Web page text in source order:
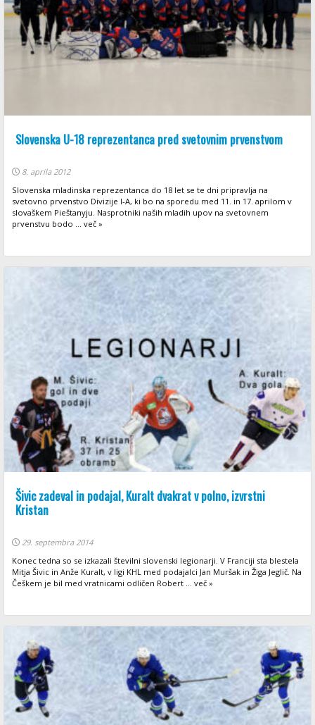
Slovenska U-18 reprezentanca pred svetovnim prvenstvom
8. aprila 2012
Slovenska mladinska reprezentanca do 18 let se te dni pripravlja na
svetovno prvenstvo Divizije I-A, ki bo na sporedu med 11. in 17. aprilom v
slovaškem Pieštanyju. Nasprotniki naših mladih upov na svetovnem
prvenstvu bodo ... več »
Šivic zadeval in podajal, Kuralt dvakrat v polno, izvrstni
Kristan
29. septembra 2014
Konec tedna so se izkazali številni slovenski legionarji. V Franciji sta blestela
Mitja Šivic in Anže Kuralt, v ligi KHL med podajalci Jan Muršak in Žiga Jeglič. Na
Češkem je bil med vratnicami odličen Robert ... več »